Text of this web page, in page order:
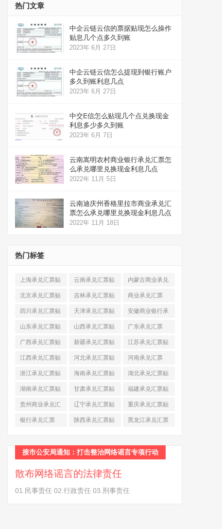
热门文章
中企云链云信的票据贴现怎么操作
贴息几个点多久到账
2023年 6月 27日
中企云链云信怎么提现到银行账户
多久到账利息几点
2023年 6月 27日
中交E信怎么贴现几个点兑换现金
利息多少多久到账
2023年 6月 7日
云南嵩明农村商业银行承兑汇票怎
么承兑哪里兑换现金利息几点
2022年 11月 5日
云南迪庆州香格里拉市商业承兑汇
票怎么承兑哪里兑换现金利息几点
2022年 11月 18日
热门标签
上海承兑汇票贴
现(520)
云南承兑汇票贴
现(324)
内蒙古商业承兑
汇票(316)
北京承兑汇票贴
现 (912)
吉林承兑汇票贴
现(123)
商业承兑汇票
(225)
四川承兑汇票贴
现(790)
天津承兑汇票贴
现(242)
安徽商业银行承
兑汇票 (565)
山东承兑汇票贴
现(874)
山西承兑汇票贴
现(463)
广东承兑汇票
(979)
广西承兑汇票贴
现(278)
新疆承兑汇票贴
现(264)
江苏承兑汇票贴
现(774)
江西承兑汇票贴
现(366)
河北承兑汇票贴
现(374)
河南承兑汇票
(518)
浙江承兑汇票贴
现(691)
海南承兑汇票贴
现(145)
湖北承兑汇票贴
现(587)
湖南承兑汇票贴
现(453)
甘肃承兑汇票贴
现(194)
福建承兑汇票贴
现(945)
贵州商业承兑汇
票(284)
辽宁承兑汇票贴
现(344)
重庆承兑汇票贴
现(232)
银行承兑汇票
陕西承兑汇票贴
黑龙江承兑汇票
接市公安局通知：打击整治网络谣言专项行动
散布网络谣言的法律责任
01.民事责任 02.行政责任 03.刑事责任